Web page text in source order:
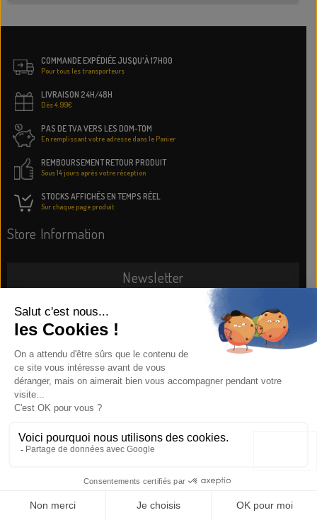
COMMANDE EXPÉDIÉE JUSQU'À 17H00
Pour tous les transporteurs
LIVRAISON 24H/48H
Dès 4.99€
PAS DE TVA VERS LES DOM-TOM
En remplissant votre adresse dans le Panier
REMBOURSEMENT RETOUR PRODUIT
Sous 14 jours après votre réception
STOCKS AFFICHÉS EN TEMPS RÉEL
Sur chaque page produit
Store Information
Newsletter
Information